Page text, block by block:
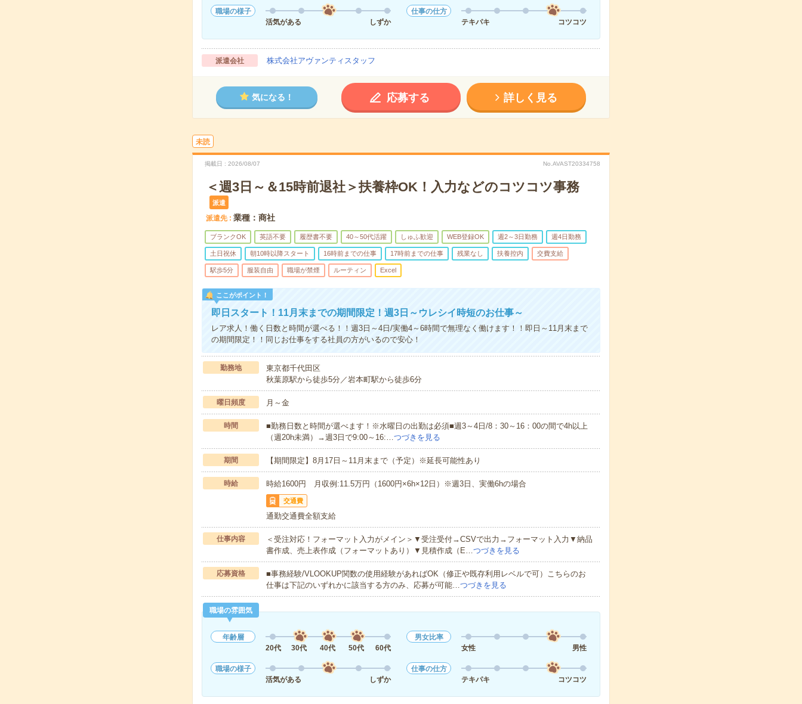
職場の様子
活気がある
しずか
仕事の仕方
テキパキ
コツコツ
派遣会社 株式会社アヴァンティスタッフ
気になる！ 応募する 詳しく見る
未読
掲載日 2026/08/07 No.AVAST20334758
＜週3日～＆15時前退社＞扶養枠OK！入力などのコツコツ事務
派遣
派遣先 業種：商社
ブランクOK 英語不要 履歴書不要 40～50代活躍 しゅふ歓迎 WEB登録OK 週2～3日勤務 週4日勤務
土日祝休 朝10時以降スタート 16時前までの仕事 17時前までの仕事 残業なし 扶養控内 交費支給
駅歩5分 服装自由 職場が禁煙 ルーティン Excel
ここがポイント！
即日スタート！11月末までの期間限定！週3日～ウレシイ時短のお仕事～
レア求人！働く日数と時間が選べる！！週3日～4日/実働4～6時間で無理なく働けます！！即日～11月末まで
の期間限定！！同じお仕事をする社員の方がいるので安心！
勤務地
東京都千代田区
秋葉原駅から徒歩5分／岩本町駅から徒歩6分
曜日頻度 月～金
時間
■勤務日数と時間が選べます！※水曜日の出勤は必須■週3～4日/8：30～16：00の間で4h以上
（週20h未満）→週3日で9:00～16:…つづきを見る
期間 【期間限定】8月17日～11月末まで（予定）※延長可能性あり
時給 時給1600円 月収例:11.5万円（1600円×6h×12日）※週3日、実働6hの場合
交通費
通勤交通費全額支給
仕事内容
＜受注対応！フォーマット入力がメイン＞▼受注受付→CSVで出力→フォーマット入力▼納品
書作成、売上表作成（フォーマットあり）▼見積作成（E…つづきを見る
応募資格
■事務経験/VLOOKUP関数の使用経験があればOK（修正や既存利用レベルで可）こちらのお
仕事は下記のいずれかに該当する方のみ、応募が可能…つづきを見る
職場の雰囲気
年齢層
20代
30代 40代 50代 60代
男女比率
女性
男性
職場の様子
活気がある
しずか
仕事の仕方
テキパキ
コツコツ